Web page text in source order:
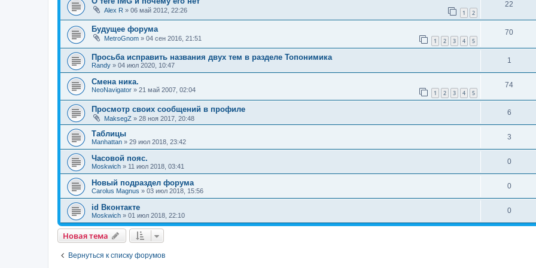
Alex R » 06 май 2012, 22:26 1 2
22
Будущее форума
MetroGnom » 04 сен 2016, 21:51 1 2 3 4 5
70
Просьба исправить названия двух тем в разделе Топонимика
Randy » 04 июл 2020, 10:47
1
Смена ника.
NeoNavigator » 21 май 2007, 02:04 1 2 3 4 5
74
Просмотр своих сообщений в профиле
MaksegZ » 28 ноя 2017, 20:48
6
Таблицы
Manhattan » 29 июл 2018, 23:42
3
Часовой пояс.
Moskwich » 11 июл 2018, 03:41
0
Новый подраздел форума
Carolus Magnus » 03 июл 2018, 15:56
0
id Вконтакте
Moskwich » 01 июл 2018, 22:10
0
Новая тема
Вернуться к списку форумов